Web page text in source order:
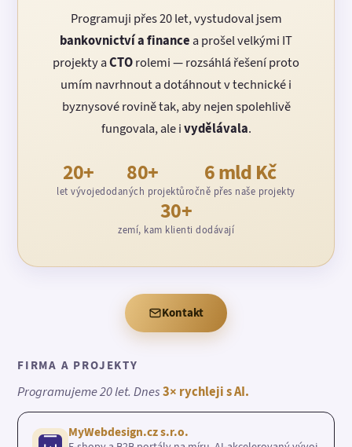
Programuji přes 20 let, vystudoval jsem
bankovnictví a finance a prošel velkými IT
projekty aCTOrolemi — rozsáhlá řešení proto
umím navrhnout a dotáhnout v technické i
byznysové rovině tak, aby nejen spolehlivě
fungovala, ale ivydělávala.
20+
let vývoje
80+
dodaných projektů
6 mld Kč
ročně přes naše projekty
30+
zemí, kam klienti dodávají
Kontakt
FIRMA A PROJEKTY
Programujeme 20 let. Dnes3× rychleji s AI.
MyWebdesign.cz s.r.o.